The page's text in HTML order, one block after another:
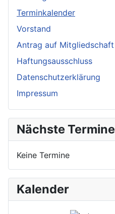
Terminkalender
Vorstand
Antrag auf Mitgliedschaft
Haftungsausschluss
Datenschutzerklärung
Impressum
Nächste Termine
Keine Termine
Kalender